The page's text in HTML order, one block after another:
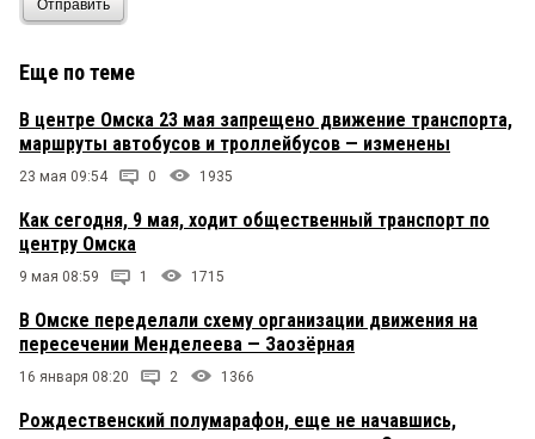
Отправить
Еще по теме
В центре Омска 23 мая запрещено движение транспорта,
маршруты автобусов и троллейбусов — изменены
23 мая 09:54 0 1935
Как сегодня, 9 мая, ходит общественный транспорт по
центру Омска
9 мая 08:59 1 1715
В Омске переделали схему организации движения на
пересечении Менделеева — Заозёрная
16 января 08:20 2 1366
Рождественский полумарафон, еще не начавшись,